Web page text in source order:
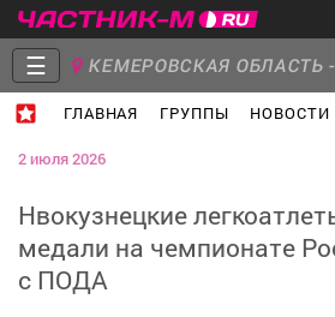
☰ КЕМЕРОВСКАЯ ОБЛАСТЬ
ГЛАВНАЯ ГРУППЫ НОВОСТИ
Объявления
2 июля 2026
Нвокузнецкие
медали на чемпионате
с ПОДА